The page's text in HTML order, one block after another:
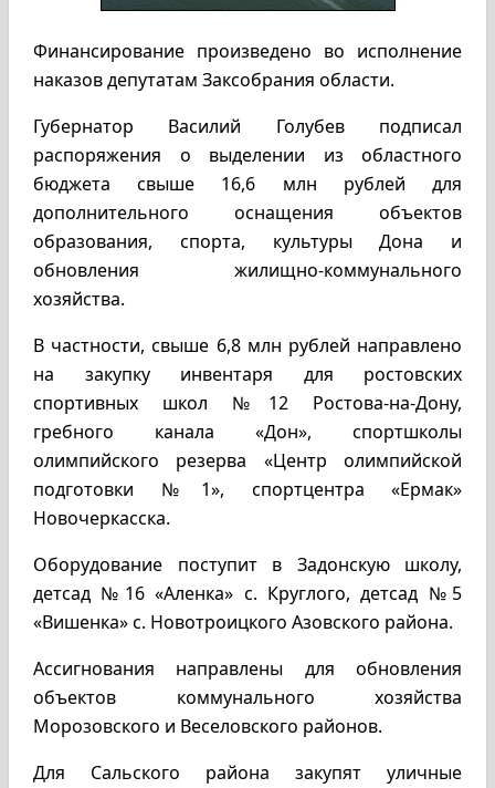
Финансирование произведено во исполнение
наказов депутатам Заксобрания области.
Губернатор Василий Голубев подписал
распоряжения о выделении из областного
бюджета свыше 16,6 млн рублей для
дополнительного оснащения объектов
образования, спорта, культуры Дона и
обновления жилищно-коммунального
хозяйства.
В частности, свыше 6,8 млн рублей направлено
на закупку инвентаря для ростовских
спортивных школ №12 Ростова-на-Дону,
гребного канала «Дон», спортшколы
олимпийского резерва «Центр олимпийской
подготовки №1», спортцентра «Ермак»
Новочеркасска.
Оборудование поступит в Задонскую школу,
детсад №16 «Аленка» с. Круглого, детсад №5
«Вишенка» с. Новотроицкого Азовского района.
Ассигнования направлены для обновления
объектов коммунального хозяйства
Морозовского и Веселовского районов.
Для Сальского района закупят уличные